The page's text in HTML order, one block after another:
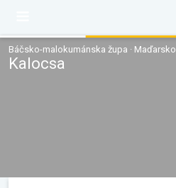
Báčsko-malokumánska župa · Maďarsko
Kalocsa